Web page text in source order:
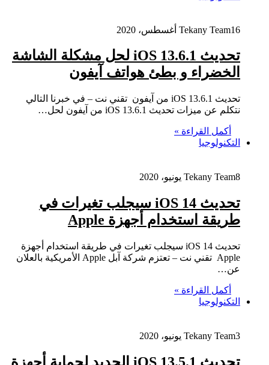
Tekany Team16 أغسطس، 2020
تحديث iOS 13.6.1 لحل مشكلة الشاشة
الخضراء و بطئ هواتف آيفون
تحديث iOS 13.6.1 من آيفون تقني نت – في خبرنا التالي
نتكلم عن ميزات تحديث iOS 13.6.1 من آيفون لحل…
أكمل القراءة »
التكنولوجيا
Tekany Team8 يونيو، 2020
تحديث iOS 14 سيجلب تغيرات في
طريقة استخدام أجهزة Apple
تحديث iOS 14 سيجلب تغيرات في طريقة استخدام أجهزة
Apple تقني نت – تعتزم شركة آبل Apple الأمريكية بالعلان
عن…
أكمل القراءة »
التكنولوجيا
Tekany Team3 يونيو، 2020